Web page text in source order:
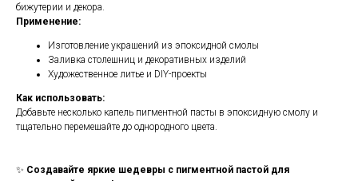
бижутерии и декора.
Применение:
Изготовление украшений из эпоксидной смолы
Заливка столешниц и декоративных изделий
Художественное литье и DIY-проекты
Как использовать:
Добавьте несколько капель пигментной пасты в эпоксидную смолу и
тщательно перемешайте до однородного цвета.
✨ Создавайте яркие шедевры с пигментной пастой для